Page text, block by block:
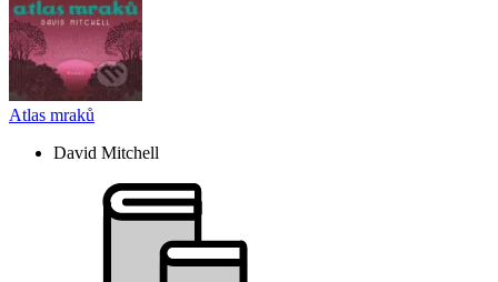
Atlas mraků
David Mitchell